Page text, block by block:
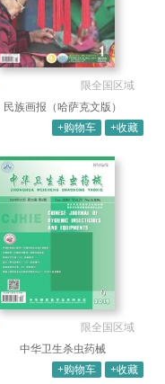
限全国区域
民族画报（哈萨克文版）
+购物车
+收藏
限全国区域
中华卫生杀虫药械
+购物车
+收藏